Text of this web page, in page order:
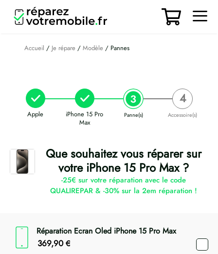
contenu
Accueil / Je répare / Modèle / Pannes
Apple
iPhone 15 Pro
Max
Panne(s) Accessoire(s)
Que souhaitez vous réparer sur
votre iPhone 15 Pro Max ?
-25€ sur votre réparation avec le code
QUALIREPAR & -30% sur la 2em réparation !
Réparation Ecran Oled iPhone 15 Pro Max
369,90 €